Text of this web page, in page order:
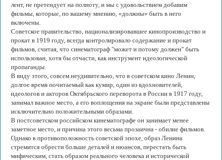
лент, не претендует на полноту, и мы с удовольствием добавим
фильмы, которые, по вашему мнению, «должны» быть в него
включены.
Советское правительство, национализировавшее кинопроизводство и
прокат в 1919 году, всегда контролировало содержание и прокат
фильмов, считая, что синематограф "может и потому должен" быть
использован, хотя бы отчасти, как инструмент идеологической
пропаганды.
В виду этого, совсем неудивительно, что в советском кино Ленин,
долгое время почитаемый как кумир, один из вдохновителей,
идеологов и акторов Октябрьского переворота в России в 1917 году,
занимал важное место, а его воплощения на экране были представлены
исключительно положительными образами.
В постсоветском российском кинематографе он занимает менее
заметное место, и причина этого весьма прозаична - обилие фильмов.
Однако в противоположность советской эпохе, образ Ленина
стремится обрести больше деталей и нюансов, перестать быть
мифическим, стать образом реального человека и исторической